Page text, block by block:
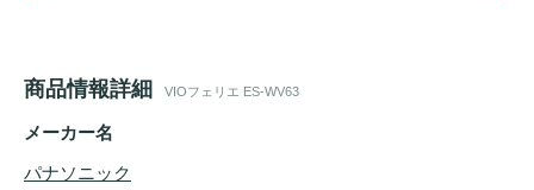
商品情報詳細 VIOフェリエ ES-WV63
メーカー名
パナソニック